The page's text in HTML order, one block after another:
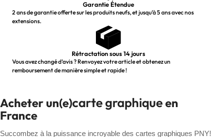
Garantie Étendue
2 ans de garantie offerte sur les produits neufs, et jusqu’à 5 ans avec nos
extensions.
Rétractation sous 14 jours
Vous avez changé d’avis ? Renvoyez votre article et obtenez un
remboursement de manière simple et rapide !
Acheter un(e)carte graphiqueen
France
Succombez à la puissance incroyable des cartes graphiques PNY!